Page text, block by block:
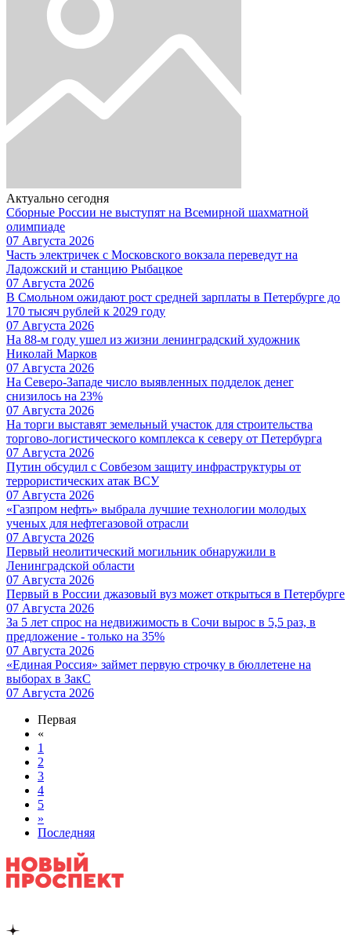
Актуально сегодня
Сборные России не выступят на Всемирной шахматной
олимпиаде
07 Августа 2026
Часть электричек с Московского вокзала переведут на
Ладожский и станцию Рыбацкое
07 Августа 2026
В Смольном ожидают рост средней зарплаты в Петербурге до
170 тысяч рублей к 2029 году
07 Августа 2026
На 88-м году ушел из жизни ленинградский художник
Николай Марков
07 Августа 2026
На Северо-Западе число выявленных подделок денег
снизилось на 23%
07 Августа 2026
На торги выставят земельный участок для строительства
торгово-логистического комплекса к северу от Петербурга
07 Августа 2026
Путин обсудил с Совбезом защиту инфраструктуры от
террористических атак ВСУ
07 Августа 2026
«Газпром нефть» выбрала лучшие технологии молодых
ученых для нефтегазовой отрасли
07 Августа 2026
Первый неолитический могильник обнаружили в
Ленинградской области
07 Августа 2026
Первый в России джазовый вуз может открыться в Петербурге
07 Августа 2026
За 5 лет спрос на недвижимость в Сочи вырос в 5,5 раз, в
предложение - только на 35%
07 Августа 2026
«Единая Россия» займет первую строчку в бюллетене на
выборах в ЗакС
07 Августа 2026
Первая
«
1
2
3
4
5
»
Последняя